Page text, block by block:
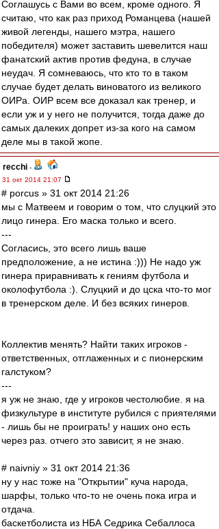
Соглашусь с Вами во всем, кроме одного. Я
считаю, что как раз приход Романцева (нашей
живой легенды, нашего мэтра, нашего
победителя) может заставить шевелится наш
фанатский актив против федуна, в случае
неудач. Я сомневаюсь, что кто то в таком
случае будет делать виноватого из великого
ОИРа. ОИР всем все доказал как тренер, и
если уж и у него не получится, тогда даже до
самых далеких допрет из-за кого на самом
деле мы в такой жопе.
recchi -
31 окт 2014 21:07
# porcus » 31 окт 2014 21:26
мы с Матвеем и говорим о том, что слуцкий это
лицо гинера. Его маска только и всего.
---
Согласись, это всего лишь ваше
предположение, а не истина :))) Не надо уж
гинера приравнивать к гениям футбола и
околофутбола :). Слуцкий и до цска что-то мог
в тренерском деле. И без всяких гинеров.
Коллектив менять? Найти таких игроков -
ответственных, отглаженных и с пионерским
галстуком?
---
я уж не знаю, где у игроков честолюбие. я на
физкультуре в институте рубился с приятелями
- лишь бы не проиграть! у наших оно есть
через раз. отчего это зависит, я не знаю.
# naivniy » 31 окт 2014 21:36
ну у нас тоже на "Открытии" куча народа,
шарфы, только что-то не очень пока игра и
отдача.
баскетболиста из НБА Седрика Себаллоса